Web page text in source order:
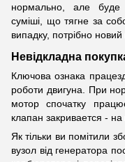
нормально, але буде
суміші, що тягне за
випадку, потрібно
Невідкладна
Ключова ознака
роботи двигуна. При
мотор спочатку
клапан закривается -
Як тільки ви помітили
вузол від генератора